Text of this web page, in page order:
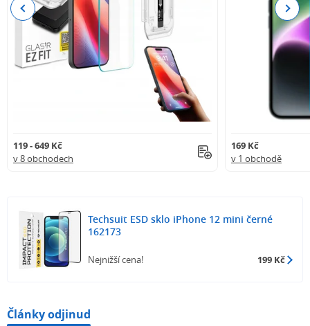
119 - 649 Kč
v 8 obchodech
169 Kč
v 1 obchodě
Previous Next
Techsuit ESD sklo iPhone 12 mini černé
162173
Nejnižší cena! 199 Kč
Články odjinud